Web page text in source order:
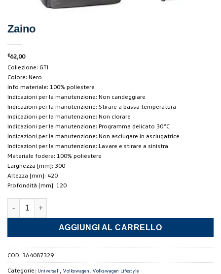
Zaino
€62,00
Collezione: GTI
Colore: Nero
Info materiale: 100% poliestere
Indicazioni per la manutenzione: Non candeggiare
Indicazioni per la manutenzione: Stirare a bassa temperatura
Indicazioni per la manutenzione: Non clorare
Indicazioni per la manutenzione: Programma delicato 30°C
Indicazioni per la manutenzione: Non asciugare in asciugatrice
Indicazioni per la manutenzione: Lavare e stirare a sinistra
Materiale fodera: 100% poliestere
Larghezza [mm]: 300
Altezza [mm]: 420
Profondità [mm]: 120
Zaino quantità
AGGIUNGI AL CARRELLO
COD: 3A4087329
Categorie: Universali, Volkswagen, Volkswagen Lifestyle